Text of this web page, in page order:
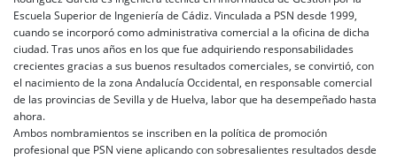
Escuela Superior de Ingeniería de Cádiz. Vinculada a PSN desde 1999,
cuando se incorporó como administrativa comercial a la oficina de dicha
ciudad. Tras unos años en los que fue adquiriendo responsabilidades
crecientes gracias a sus buenos resultados comerciales, se convirtió, con
el nacimiento de la zona Andalucía Occidental, en responsable comercial
de las provincias de Sevilla y de Huelva, labor que ha desempeñado hasta
ahora.
Ambos nombramientos se inscriben en la política de promoción
profesional que PSN viene aplicando con sobresalientes resultados desde